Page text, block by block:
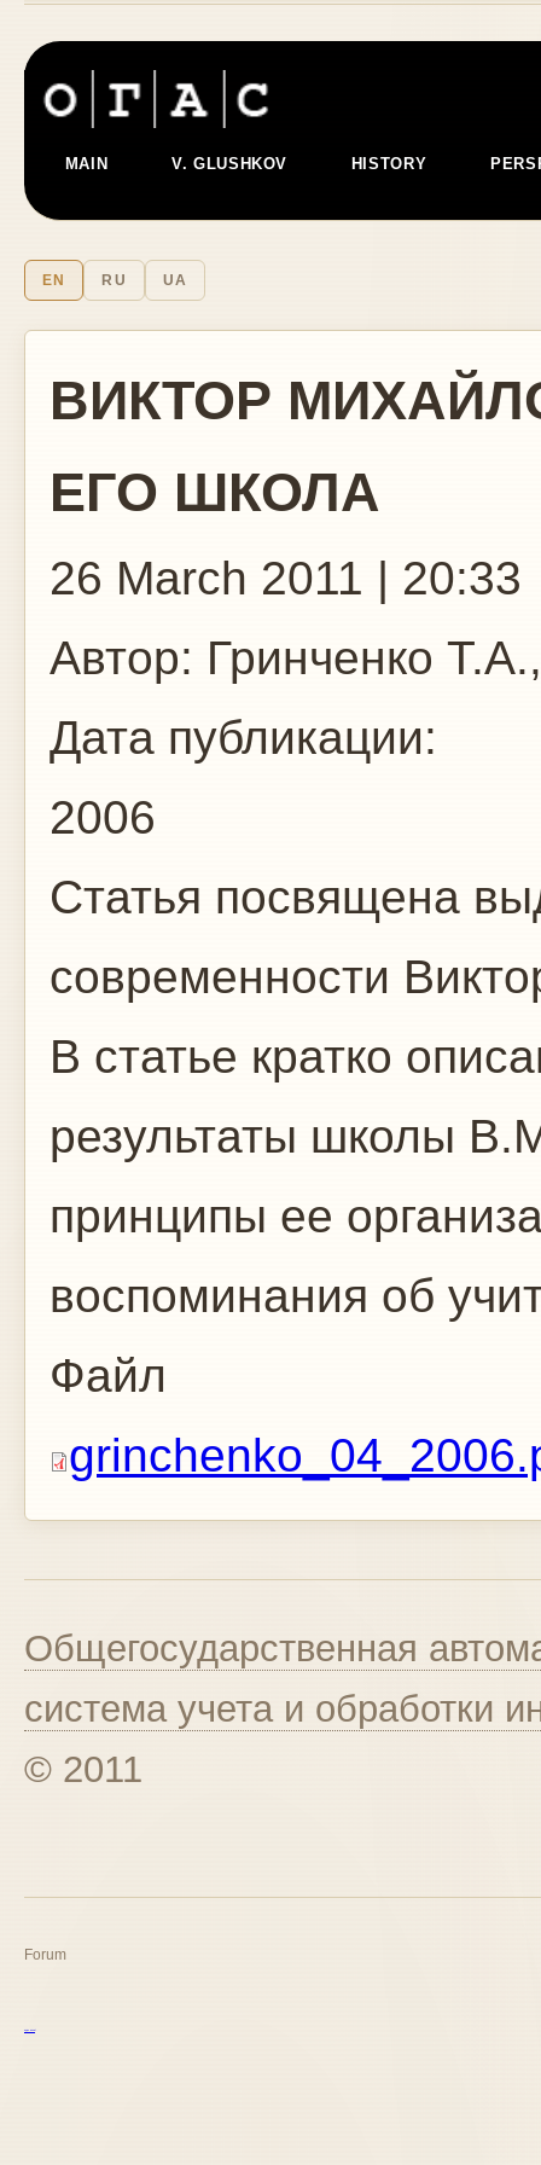
MAIN V. GLUSHKOV HISTORY
EN RU UA
ВИКТОР
ЕГО ШКОЛА
26 March 2011 | 20:33
Автор: Гринченко
Дата публикации:
2006
Статья посвящена
современности
В статье кратко
результаты школы
принципы ее
воспоминания об
Файл
Общегосударственная
система учета и обработки
© 2011
Forum
курс excel